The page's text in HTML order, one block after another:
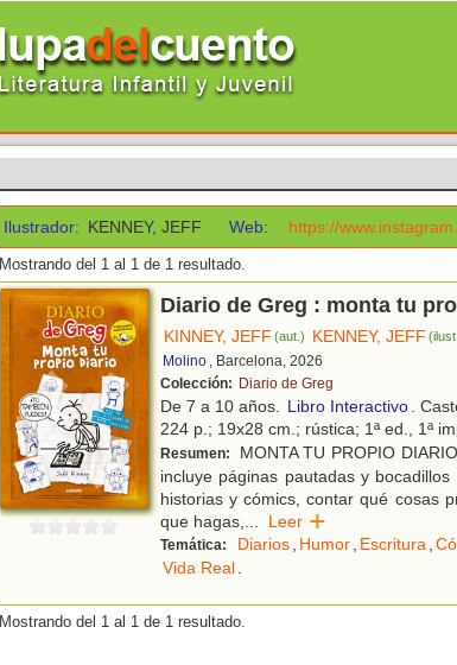
Ilustrador: KENNEY, JEFF Web: https://
Mostrando del 1 al 1 de 1 resultado.
Diario de Greg : monta tu
KINNEY, JEFF (aut.) KENNEY, JEFF
Molino , Barcelona, 2026
Colección: Diario de Greg
De 7 a 10 años. Libro Interactivo.
224 p.; 19x28 cm.; rústica; 1ª ed., 1ª
Resumen:
MONTA TU PROPIO
incluye páginas pautadas y
historias y cómics, contar qué cosas
que hagas,... Leer
Temática: Diarios, Humor, Escritura,
Vida Real.
Mostrando del 1 al 1 de 1 resultado.